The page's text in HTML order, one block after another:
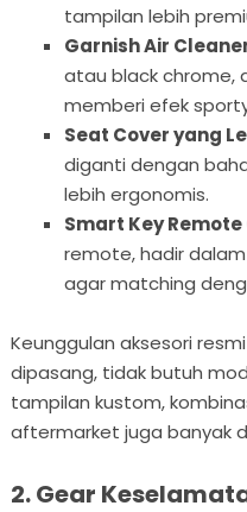
tampilan lebih
Garnish Air
atau black chrome,
memberi efek
Seat Cover yang
diganti dengan
lebih ergonomis.
Smart Key Remote
remote, hadir
agar matching
Keunggulan aksesori
dipasang, tidak butuh
tampilan kustom,
aftermarket juga banyak
2. Gear